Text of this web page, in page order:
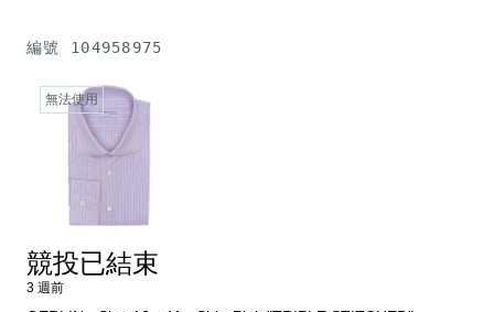
編號 104958975
無法使用
競投已結束
3 週前